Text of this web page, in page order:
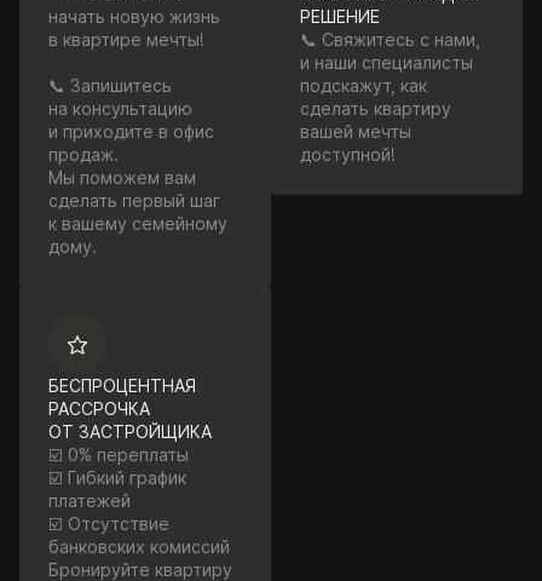
начать новую жизнь
в квартире мечты!
📞 Запишитесь
на консультацию
и приходите в офис
продаж.
Мы поможем вам
сделать первый шаг
к вашему семейному
дому.
БЕСПРОЦЕНТНАЯ
РАССРОЧКА
ОТ ЗАСТРОЙЩИКА
☑️ 0% переплаты
☑️ Гибкий график
платежей
☑️ Отсутствие
банковских комиссий
Бронируйте квартиру
РЕШЕНИЕ
📞 Свяжитесь с нами,
и наши специалисты
подскажут, как
сделать квартиру
вашей мечты
доступной!